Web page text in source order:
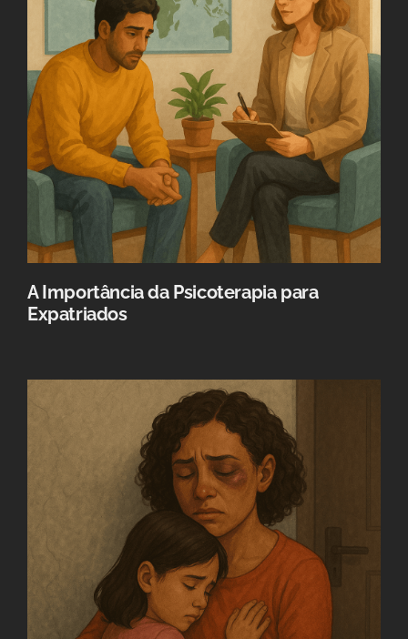
A Importância da Psicoterapia para
Expatriados